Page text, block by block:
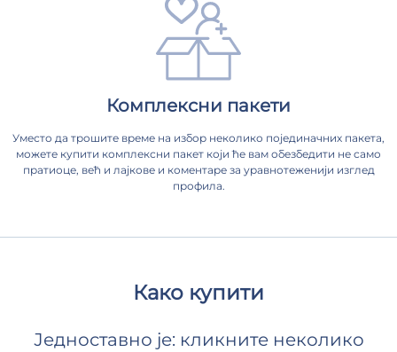
Комплексни пакети
Уместо да трошите време на избор неколико појединачних пакета,
можете купити комплексни пакет који ће вам обезбедити не само
пратиоце, већ и лајкове и коментаре за уравнотеженији изглед
профила.
Како купити
Једноставно је: кликните неколико